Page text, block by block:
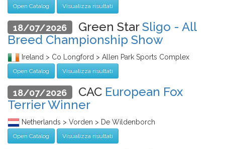
Open Catalog Visualizza risultati
18/07/2026 Green StarSligo - All
Breed Championship Show
Ireland > Co Longford > Allen Park Sports Complex
Open Catalog Visualizza risultati
18/07/2026 CAC European Fox
Terrier Winner
Netherlands > Vorden > De Wildenborch
Open Catalog Visualizza risultati